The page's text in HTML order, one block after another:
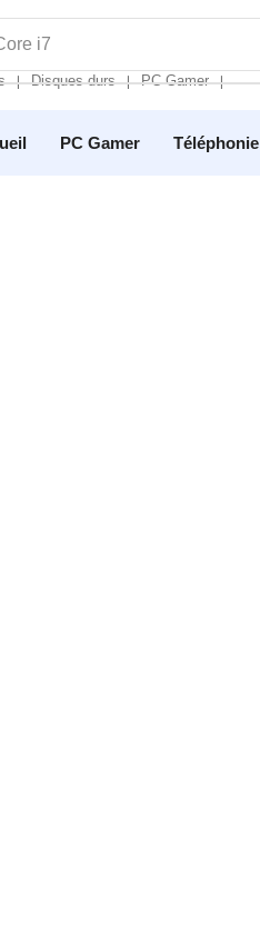
i7
❘ Disques durs ❘ PC Gamer ❘
PC Gamer Téléphonie